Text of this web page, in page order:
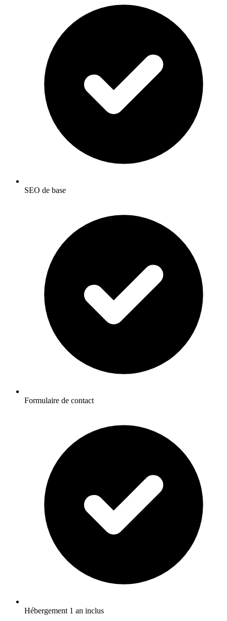
SEO de base
Formulaire de contact
Hébergement 1 an inclus